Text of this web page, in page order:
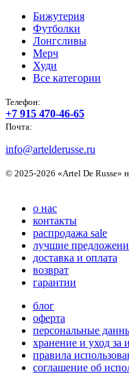
Бижутерия
Футболки
Лонгсливы
Мерч
Худи
Все категории
Телефон:
+7 915 470-46-65
Почта:
info@artelderusse.ru
© 2025-2026 «Artel De Russe»
о нас
контакты
распродажа sale
лучшие
доставка и оплата
возврат
гарантии
блог
оферта
персональные
хранение и уход за
правила
соглашение об